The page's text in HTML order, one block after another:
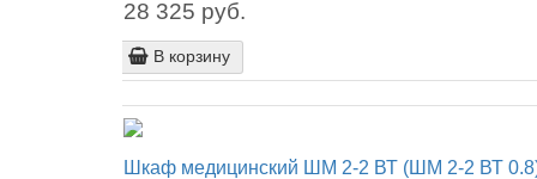
28 325 руб.
В корзину
Шкаф медицинский ШМ 2-2 ВТ (ШМ 2-2 ВТ